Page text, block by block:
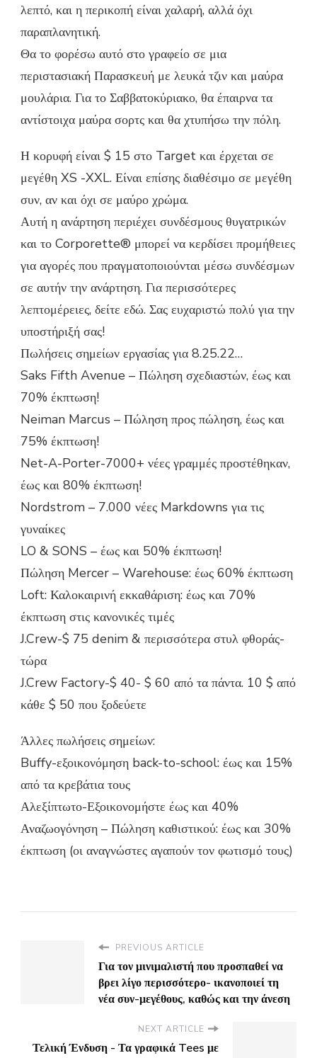
λεπτό, και η περικοπή είναι χαλαρή, αλλά όχι
παραπλανητική.
Θα το φορέσω αυτό στο γραφείο σε μια
περιστασιακή Παρασκευή με λευκά τζιν και μαύρα
μουλάρια. Για το Σαββατοκύριακο, θα έπαιρνα τα
αντίστοιχα μαύρα σορτς και θα χτυπήσω την πόλη.
Η κορυφή είναι $ 15 στο Target και έρχεται σε
μεγέθη XS -XXL. Είναι επίσης διαθέσιμο σε μεγέθη
συν, αν και όχι σε μαύρο χρώμα.
Αυτή η ανάρτηση περιέχει συνδέσμους θυγατρικών
και το Corporette® μπορεί να κερδίσει προμήθειες
για αγορές που πραγματοποιούνται μέσω συνδέσμων
σε αυτήν την ανάρτηση. Για περισσότερες
λεπτομέρειες, δείτε εδώ. Σας ευχαριστώ πολύ για την
υποστήριξή σας!
Πωλήσεις σημείων εργασίας για 8.25.22…
Saks Fifth Avenue – Πώληση σχεδιαστών, έως και
70% έκπτωση!
Neiman Marcus – Πώληση προς πώληση, έως και
75% έκπτωση!
Net-A-Porter-7000+ νέες γραμμές προστέθηκαν,
έως και 80% έκπτωση!
Nordstrom – 7.000 νέες Markdowns για τις
γυναίκες
LO & SONS – έως και 50% έκπτωση!
Πώληση Mercer – Warehouse: έως 60% έκπτωση
Loft: Καλοκαιρινή εκκαθάριση: έως και 70%
έκπτωση στις κανονικές τιμές
J.Crew-$ 75 denim & περισσότερα στυλ φθοράς-
τώρα
J.Crew Factory-$ 40- $ 60 από τα πάντα. 10 $ από
κάθε $ 50 που ξοδεύετε
Άλλες πωλήσεις σημείων:
Buffy-εξοικονόμηση back-to-school: έως και 15%
από τα κρεβάτια τους
Αλεξίπτωτο-Εξοικονομήστε έως και 40%
Αναζωογόνηση – Πώληση καθιστικού: έως και 30%
έκπτωση (οι αναγνώστες αγαπούν τον φωτισμό τους)
PREVIOUS ARTICLE
Για τον μινιμαλιστή που προσπαθεί να
βρει λίγο περισσότερο- ικανοποιεί τη
νέα συν-μεγέθους, καθώς και την άνεση
NEXT ARTICLE
Τελική Ένδυση - Τα γραφικά Tees με